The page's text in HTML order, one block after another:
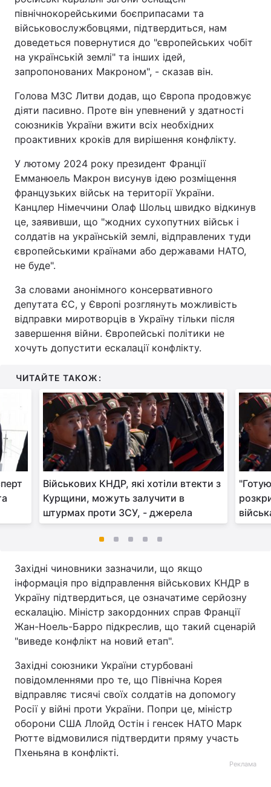
північнокорейськими боєприпасами та
військовослужбовцями, підтвердиться, нам
доведеться повернутися до "європейських чобіт
на українській землі" та інших ідей,
запропонованих Макроном", - сказав він.
Голова МЗС Литви додав, що Європа продовжує
діяти пасивно. Проте він упевнений у здатності
союзників України вжити всіх необхідних
проактивних кроків для вирішення конфлікту.
У лютому 2024 року президент Франції
Емманюель Макрон висунув ідею розміщення
французьких військ на території України.
Канцлер Німеччини Олаф Шольц швидко відкинув
це, заявивши, що "жодних сухопутних військ і
солдатів на українській землі, відправлених туди
європейськими країнами або державами НАТО,
не буде".
За словами анонімного консервативного
депутата ЄС, у Європі розглянуть можливість
відправки миротворців в Україну тільки після
завершення війни. Європейські політики не
хочуть допустити ескалації конфлікту.
ЧИТАЙТЕ ТАКОЖ:
Військових КНДР, які хотіли втекти з
Курщини, можуть залучити в
штурмах проти ЗСУ, - джерела
Західні чиновники зазначили, що якщо
інформація про відправлення військових КНДР в
Україну підтвердиться, це означатиме серйозну
ескалацію. Міністр закордонних справ Франції
Жан-Ноель-Барро підкреслив, що такий сценарій
"виведе конфлікт на новий етап".
Західні союзники України стурбовані
повідомленнями про те, що Північна Корея
відправляє тисячі своїх солдатів на допомогу
Росії у війні проти України. Попри це, міністр
оборони США Ллойд Остін і генсек НАТО Марк
Рютте відмовилися підтвердити пряму участь
Пхеньяна в конфлікті.
Реклама